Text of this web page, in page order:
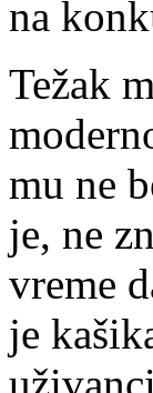
na
Težak
mu ne
je, ne
vreme
je